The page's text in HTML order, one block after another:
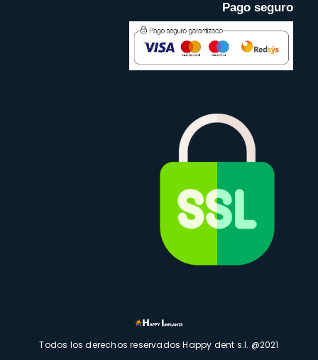
Pago seguro
Todos los derechos reservados Happy dent s.l. @2021